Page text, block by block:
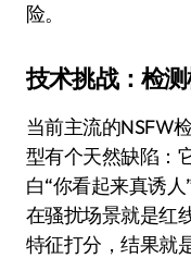
险。
技术挑战：检
当前主流的NSFW
型有个天然缺陷：
白“你看起来真诱
在骚扰场景就是红
特征打分，结果就